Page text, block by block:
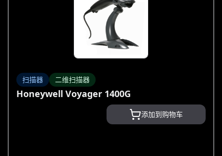
扫描器 二维扫描器
Honeywell Voyager 1400G
添加到购物车